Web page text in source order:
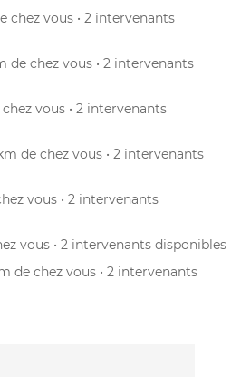
chez vous • 2 intervenants
de chez vous • 2 intervenants
vous • 2 intervenants
de chez vous • 2 intervenants
vous • 2 intervenants
vous • 2 intervenants disponibles
de chez vous • 2 intervenants